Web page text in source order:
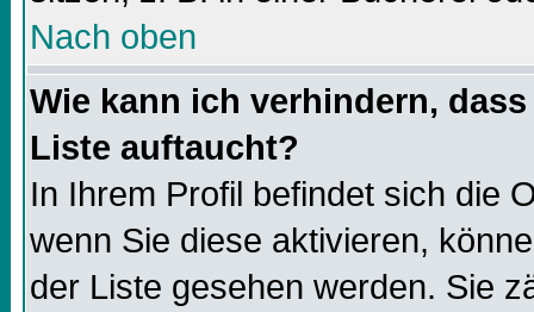
Nach oben
Wie kann ich verhindern,
Liste auftaucht?
In Ihrem Profil befindet sich die
wenn Sie diese aktivieren,
der Liste gesehen werden. Sie